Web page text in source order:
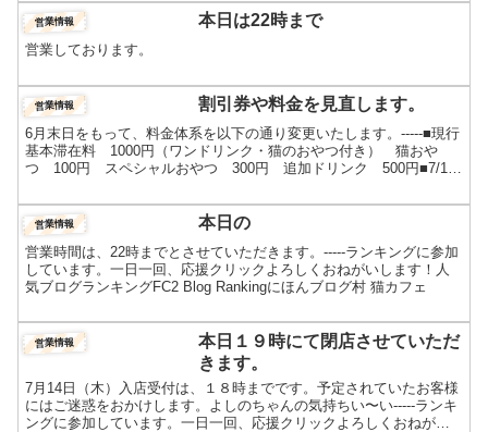
営業情報 本日は22時まで
営業しております。
営業情報 割引券や料金を見直します。
6月末日をもって、料金体系を以下の通り変更いたします。-----■現行
基本滞在料 1000円（ワンドリンク・猫のおやつ付き） 猫おや
つ 100円 スペシャルおやつ 300円 追加ドリンク 500円■7/1以
営業情報 本日の
営業時間は、22時までとさせていただきます。-----ランキングに参加
しています。一日一回、応援クリックよろしくおねがいします！人
気ブログランキングFC2 Blog Rankingにほんブログ村 猫カフェ
営業情報
本日１９時にて閉店させていただ
きます。
7月14日（木）入店受付は、１８時までです。予定されていたお客様
にはご迷惑をおかけします。よしのちゃんの気持ちい〜い-----ランキ
ングに参加しています。一日一回、応援クリックよろしくおねがい